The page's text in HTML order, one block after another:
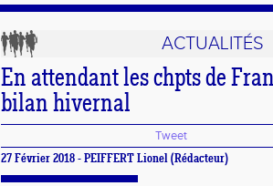
ACTUALITÉS
En attendant les chpts de
bilan hivernal
Tweet
27 Février 2018 - PEIFFERT Lionel (Rédacteur)